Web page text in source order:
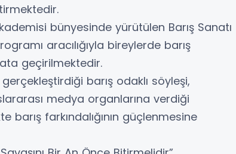
bünyesinde yürütülen Barış Sanatı
aracılığıyla bireylerde barış
geçirilmektedir.
barış odaklı söyleşi,
medya organlarına verdiği
barış farkındalığının güçlenmesine